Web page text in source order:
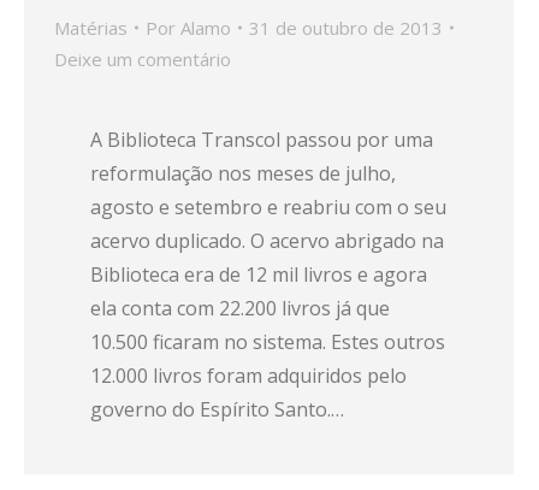
Matérias Por Alamo
31 de outubro de 2013
Deixe um comentário
A Biblioteca Transcol passou por uma
reformulação nos meses de julho,
agosto e setembro e reabriu com o seu
acervo duplicado. O acervo abrigado na
Biblioteca era de 12 mil livros e agora
ela conta com 22.200 livros já que
10.500 ficaram no sistema. Estes outros
12.000 livros foram adquiridos pelo
governo do Espírito Santo.…